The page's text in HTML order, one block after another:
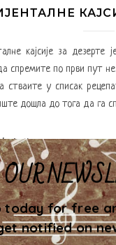
кајсије за дезерте
спремите по први пут
стваите у списак
дошла до тога да га
Jevtic
today for free
notified on